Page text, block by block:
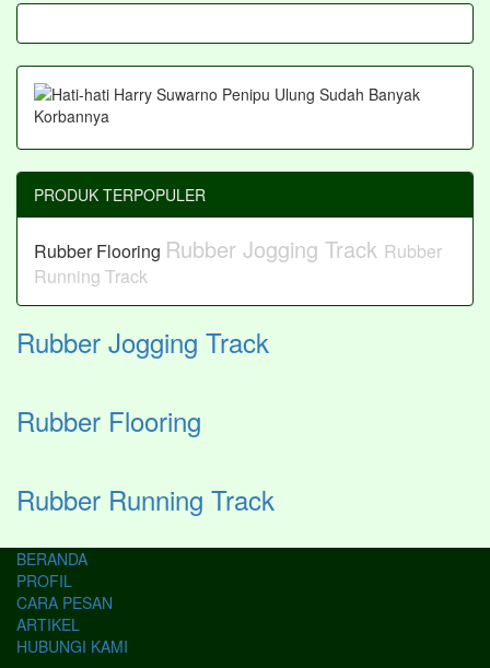
PRODUK TERPOPULER
Rubber Flooring Rubber Jogging Track Rubber
Running Track
Rubber Jogging Track
Rubber Flooring
Rubber Running Track
BERANDA
PROFIL
CARA PESAN
ARTIKEL
HUBUNGI KAMI